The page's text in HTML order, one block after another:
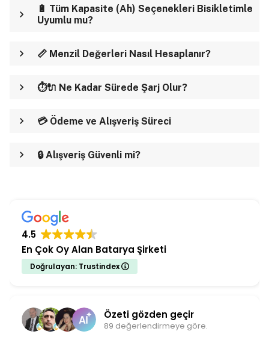
🔋 Tüm Kapasite (Ah) Seçenekleri Bisikletimle
Uyumlu mu?
📏 Menzil Değerleri Nasıl Hesaplanır?
⏱️🔌 Ne Kadar Sürede Şarj Olur?
💳 Ödeme ve Alışveriş Süreci
🔒 Alışveriş Güvenli mi?